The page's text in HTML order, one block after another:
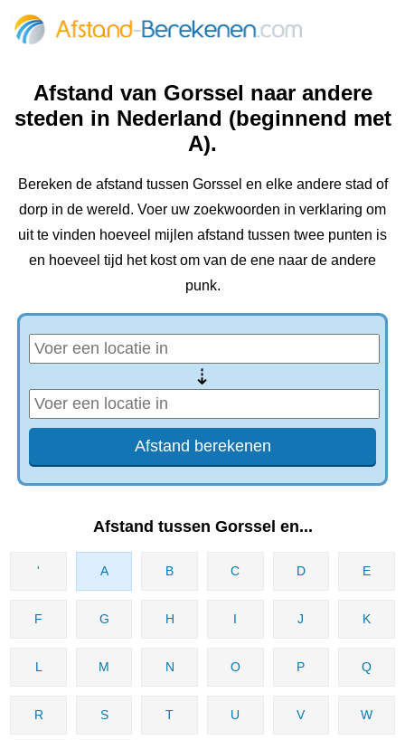
Afstand van Gorssel naar andere
steden in Nederland (beginnend met
A).
Bereken de afstand tussen Gorssel en elke andere stad of
dorp in de wereld. Voer uw zoekwoorden in verklaring om
uit te vinden hoeveel mijlen afstand tussen twee punten is
en hoeveel tijd het kost om van de ene naar de andere
punk.
⇢
Afstand tussen Gorssel en...
' A B C D E
F G H I J K
L M N O P Q
R S T U V W